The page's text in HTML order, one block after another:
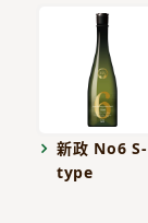
新政 No6 S-
type